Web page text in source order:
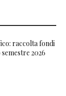
raccolta fondi
2026